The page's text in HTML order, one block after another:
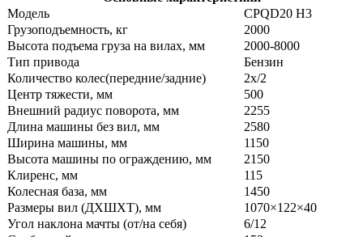
Модель
CPQD20 H3
Грузоподъемность, кг
2000
Высота подъема груза на вилах, мм
2000-8000
Тип привода
Бензин
Количество колес(передние/задние)
2x/2
Центр тяжести, мм
500
Внешний радиус поворота, мм
2255
Длина машины без вил, мм
2580
Ширина машины, мм
1150
Высота машины по ограждению, мм
2150
Клиренс, мм
115
Колесная база, мм
1450
Размеры вил (ДXШXТ), мм
1070×122×40
Угол наклона мачты (от/на себя)
6/12